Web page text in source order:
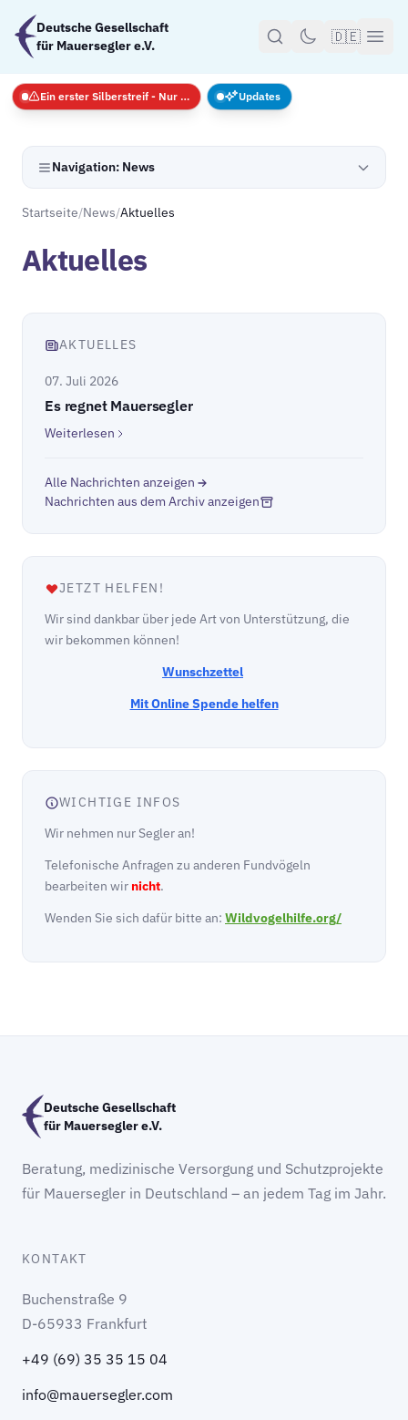
Zum Hauptinhalt springen
Deutsche Gesellschaft
für Mauersegler e.V.
🇩🇪
Navigation: News
Startseite/News/Aktuelles
Aktuelles
AKTUELLES
07. Juli 2026
Es regnet Mauersegler
Weiterlesen
Alle Nachrichten anzeigen
Nachrichten aus dem Archiv anzeigen
JETZT HELFEN!
Wir sind dankbar über jede Art von Unterstützung, die
wir bekommen können!
Wunschzettel
Mit Online Spende helfen
WICHTIGE INFOS
Wir nehmen nur Segler an!
Telefonische Anfragen zu anderen Fundvögeln
bearbeiten wir nicht.
Wenden Sie sich dafür bitte an: Wildvogelhilfe.org/
Deutsche Gesellschaft
für Mauersegler e.V.
Beratung, medizinische Versorgung und Schutzprojekte
für Mauersegler in Deutschland – an jedem Tag im Jahr.
KONTAKT
Buchenstraße 9
D-65933 Frankfurt
+49 (69) 35 35 15 04
info@mauersegler.com
Ein erster Silberstreif - Nur Notfälle Updates